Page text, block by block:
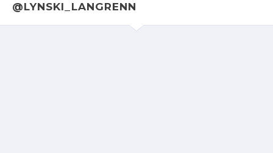
@LYNSKI_LANGRENN